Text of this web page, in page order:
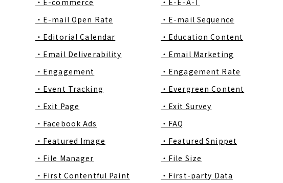
・E-commerce
・E-E-A-T
・E-mail Open Rate
・E-mail Sequence
・Editorial Calendar
・Education Content
・Email Deliverability
・Email Marketing
・Engagement
・Engagement Rate
・Event Tracking
・Evergreen Content
・Exit Page
・Exit Survey
・Facebook Ads
・FAQ
・Featured Image
・Featured Snippet
・File Manager
・File Size
・First Contentful Paint
・First-party Data